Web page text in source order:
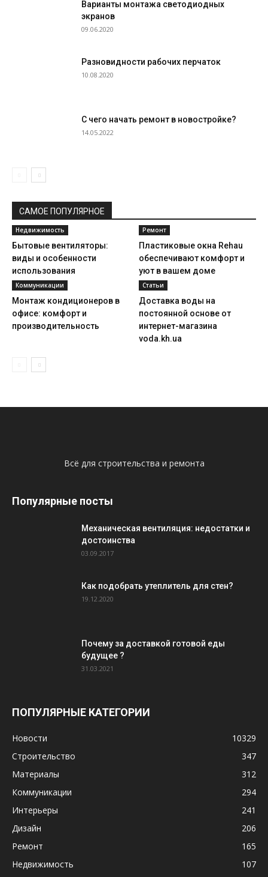
Варианты монтажа светодиодных
экранов
09.06.2020
Разновидности рабочих перчаток
10.08.2020
С чего начать ремонт в новостройке?
14.05.2022
САМОЕ ПОПУЛЯРНОЕ
Недвижимость
Бытовые вентиляторы:
виды и особенности
использования
Ремонт
Пластиковые окна Rehau
обеспечивают комфорт и
уют в вашем доме
Коммуникации
Монтаж кондиционеров в
офисе: комфорт и
производительность
Статьи
Доставка воды на
постоянной основе от
интернет-магазина
voda.kh.ua
Всё для строительства и ремонта
Популярные посты
Механическая вентиляция: недостатки и
достоинства
03.09.2017
Как подобрать утеплитель для стен?
19.12.2020
Почему за доставкой готовой еды
будущее ?
31.03.2021
ПОПУЛЯРНЫЕ КАТЕГОРИИ
Новости
10329
Строительство
347
Материалы
312
Коммуникации
294
Интерьеры
241
Дизайн
206
Ремонт
165
Недвижимость
107